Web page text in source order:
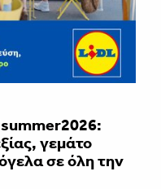
γεμάτο
σε όλη την